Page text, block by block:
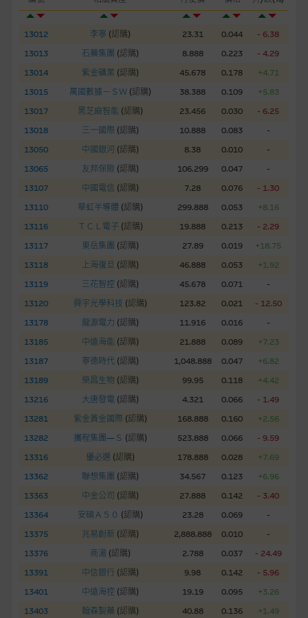
13012 李寧 (認購) 23.31 0.044
- 6.38
13013
石藥集團 (認購) 8.888 0.223
- 4.29
13014
紫金礦業 (認購) 45.678 0.178
+4.71
13015
萬國數據－ＳＷ(認購) 38.388 0.109
+5.83
13017
黑芝麻智能(認購) 23.456 0.030
- 6.25
13018
三一國際 (認購) 10.888 0.083
-
13050
中國銀河 (認購) 8.38 0.010
-
13065
友邦保險 (認購) 106.299 0.047
-
13107
中國電信 (認購) 7.28 0.076
- 1.30
13110
華虹半導體 (認購) 299.888 0.053
+8.16
13116
ＴＣＬ電子 (認購) 19.888 0.213
- 2.29
13117
東岳集團 (認購) 27.89 0.019
+18.75
13118
上海復旦 (認購) 46.888 0.053
+1.92
13119
三花智控(認購) 45.678 0.071
-
13120
舜宇光學科技 (認購) 123.82 0.021
- 12.50
13178
龍源電力 (認購) 11.916 0.016
-
13185
中遠海能(認購) 21.888 0.089
+7.23
13187
寧德時代(認購) 1,048.888 0.047
+6.82
13189
榮昌生物 (認購) 99.95 0.118
+4.42
13216
大唐發電 (認購) 4.321 0.066
- 1.49
13281
紫金黃金國際 (認購) 168.888 0.160
+2.56
13282
攜程集團—Ｓ (認購) 523.888 0.066
- 9.59
13316
優必選 (認購) 178.888 0.028
+7.69
13362
聯想集團 (認購) 34.567 0.123
+6.96
13363
中金公司 (認購) 27.888 0.142
- 3.40
13364
安碩Ａ５０ (認購) 23.28 0.069
-
13375
兆易創新 (認購) 2,888.888 0.010
-
13376
商湯 (認購) 2.788 0.037
- 24.49
13391
中信銀行 (認購) 9.98 0.142
- 5.96
13401
中遠海控(認購) 19.19 0.095
+3.26
13403
翰森製藥 (認購) 40.88 0.136
+1.49
表現或回報將來會實現。過去業績並不保證將來表現。網站內容
來自我們在所示日期時認為可靠之來源，且均以真誠提供，然
而，麥格理集團不作陳述，亦不保證網站內容在任何用途上均完
及合時性負上責任，除非這是有關適用的的法律及/或法規所規
定。
網站內容不構成要約及徵求要約，或作為任何合約的根據，以購
買或銷售任何證券、貸款或其他工具。網站內容由麥格理集團所
品的過去業績並不保證或預測將來表現。
在法律最大許可的情況下，麥格理集團及其任何相關公司或其董
事、高層職員、僱員或代理人不作陳述，亦不保證網站內容，或
整、合時及準確，對任何因任何形式(包括疏忽)由於網站內容的
錯誤、失實、遺漏、或任何人士對網站內容的依賴而導致的損失
或損毀，亦一概不會承擔責任或債務。
本使用條款的所有方面均受香港法例管限。
無法收回部份或全部應收款項。結構性產品價格可升可跌。過往
表現並不反映未來表現。產品的第二市場可能有限而麥格理資本
股份有限公司可能是唯一報價方。閣下應閱讀載于
www.warrants.com.hk 之上市文件以瞭解結構性產品的詳情及
自行評估箇中風險。如有需要，請徵詢獨立之專業意見。牛熊證
損失全部投資；而(ii)R類牛熊證之剩餘價值則可能為零。
網站連結
本網站或載有連接非由麥格理集團管理的網站的連結。此等連結
純為方便閣下取得更多關於市場上相關產品及機構的資訊。麥格
理集團對此等網站的內容及所介紹的產品或服務，均無任何操控
適，不作任何聲明。麥格理集團建議閣下自行向本網站述及或連
接的第三者查詢。此外，載有第三者網站的連結，不應視為該第